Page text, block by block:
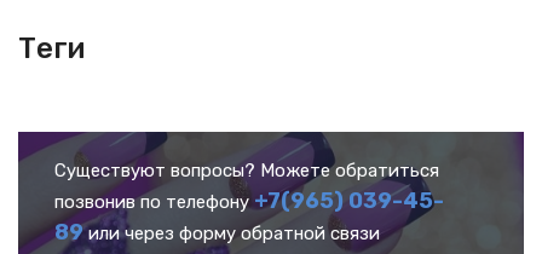
Теги
Существуют вопросы? Можете обратиться
позвонив по телефону +7(965) 039-45-
89 или через форму обратной связи